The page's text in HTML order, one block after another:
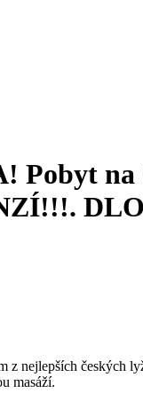
Pobyt
nejlepších českých
masáží.